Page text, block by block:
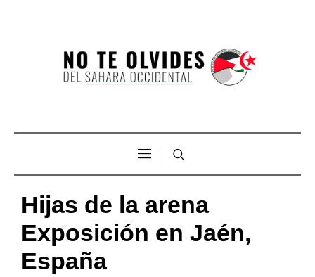
Hijas de la arena
Exposición en Jaén,
España